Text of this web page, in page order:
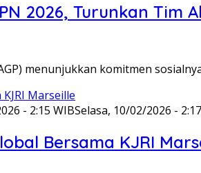
2026, Turunkan Tim
menunjukkan komitmen
- 2:15 WIBSelasa, 10/02/2026 -
Bersama KJRI